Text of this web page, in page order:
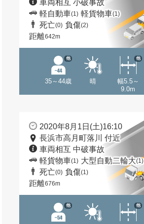
車両相互 小破事故
軽自動車(1) 軽貨物車(1)
死亡(0) 負傷(2)
距離642m
35～44歳
他
晴
幅5.5～
9.0m
他
2020年8月1日(土)16:10
長浜市高月町落川 付近
車両相互 中破事故
軽貨物車(1) 大型自動二輪大(1)
死亡(0) 負傷(1)
距離676m
他 他